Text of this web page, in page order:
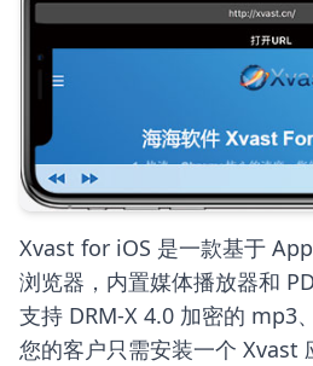
Xvast for iOS 是一款基于
浏览器，内置媒体播放器和
支持 DRM-X 4.0 加密的 mp3
您的客户只需安装一个 Xvast